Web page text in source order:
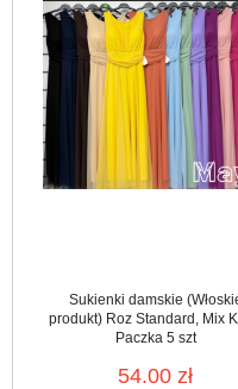
Sukienki damskie
produkt) Roz Standard, Mix
Paczka 5 szt
54.00 zł